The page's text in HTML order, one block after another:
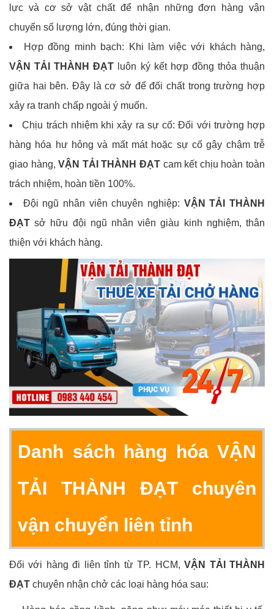
lực và cơ sở vật chất để nhận những đơn hàng vận
chuyển số lượng lớn, đúng thời gian.
Hợp đồng minh bạch: Khi làm việc với khách hàng,
VẬN TẢI THÀNH ĐẠT luôn ký kết hợp đồng thỏa thuận
giữa hai bên. Đây là cơ sở để đối chất trong trường hợp
xảy ra tranh chấp ngoài ý muốn.
Chịu trách nhiệm khi xảy ra sự cố: Đối với trường hợp
hàng hóa hư hỏng và mất mát hoặc sự cố gây chậm trễ
giao hàng,VẬN TẢI THÀNH ĐẠT cam kết chịu hoàn toàn
trách nhiệm, hoàn tiền 100%.
Đội ngũ nhân viên chuyên nghiệp: VẬN TẢI THÀNH
ĐẠTsở hữu đội ngũ nhân viên giàu kinh nghiệm, thân
thiện với khách hàng.
Danh sách hàng hóa VẬN
TẢI THÀNH ĐẠT chuyên
vận chuyển liên tỉnh
Đối với hàng đi liên tỉnh từ TP. HCM,VẬN TẢI THÀNH
ĐẠT chuyên nhận chở các loại hàng hóa sau: